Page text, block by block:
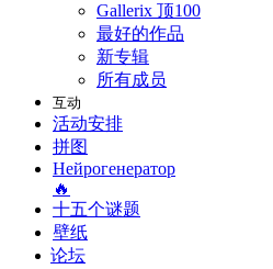
Gallerix 顶100
最好的作品
新专辑
所有成员
互动
活动安排
拼图
Нейрогенератор
🔥
十五个谜题
壁纸
论坛